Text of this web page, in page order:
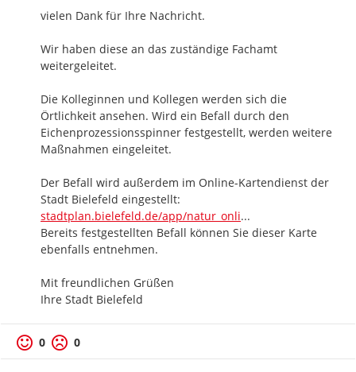
vielen Dank für Ihre Nachricht.
Wir haben diese an das zuständige Fachamt
weitergeleitet.
Die Kolleginnen und Kollegen werden sich die
Örtlichkeit ansehen. Wird ein Befall durch den
Eichenprozessionsspinner festgestellt, werden weitere
Maßnahmen eingeleitet.
Der Befall wird außerdem im Online-Kartendienst der
Stadt Bielefeld eingestellt:
stadtplan.bielefeld.de/app/natur_online/
...
Bereits festgestellten Befall können Sie dieser Karte
ebenfalls entnehmen.
Mit freundlichen Grüßen
Ihre Stadt Bielefeld
0 0